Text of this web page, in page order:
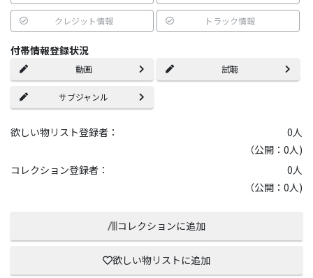
クレジット情報 トラック情報
付帯情報登録状況
動画 試聴
サブジャンル
欲しい物リスト登録者： 0人
（公開：0人)
コレクション登録者：
0人
（公開：0人)
コレクションに追加
欲しい物リストに追加